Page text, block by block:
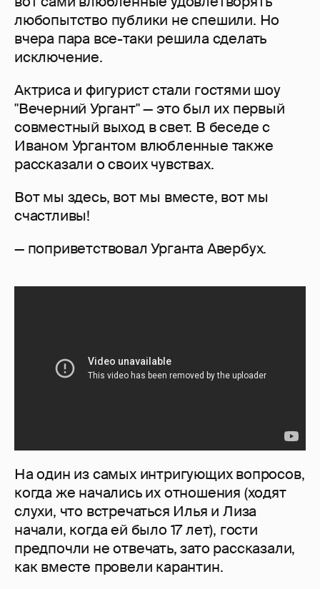
любопытство публики не спешили. Но
вчера пара все-таки решила сделать
исключение.
Актриса и фигурист стали гостями шоу
"Вечерний Ургант" — это был их первый
совместный выход в свет. В беседе с
Иваном Ургантом влюбленные также
рассказали о своих чувствах.
Вот мы здесь, вот мы вместе, вот мы
счастливы!
— поприветствовал Урганта Авербух.
На один из самых интригующих вопросов,
когда же начались их отношения (ходят
слухи, что встречаться Илья и Лиза
начали, когда ей было 17 лет), гости
предпочли не отвечать, зато рассказали,
как вместе провели карантин.